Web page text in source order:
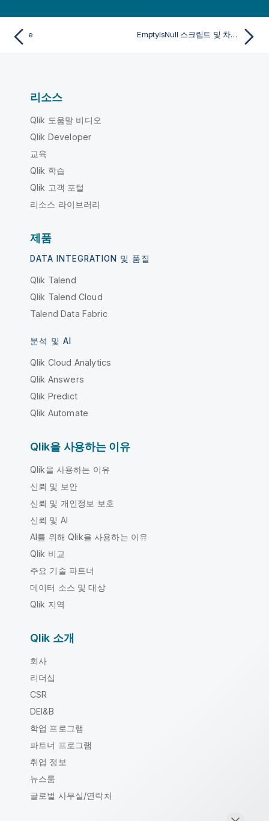
e EmptyIsNull 스크립트 및 차트 함수
리소스
Qlik 도움말 비디오
Qlik Developer
교육
Qlik 학습
Qlik 고객 포털
리소스 라이브러리
제품
DATA INTEGRATION 및 품질
Qlik Talend
Qlik Talend Cloud
Talend Data Fabric
분석 및 AI
Qlik Cloud Analytics
Qlik Answers
Qlik Predict
Qlik Automate
Qlik을 사용하는 이유
Qlik을 사용하는 이유
신뢰 및 보안
신뢰 및 개인정보 보호
신뢰 및 AI
AI를 위해 Qlik을 사용하는 이유
Qlik 비교
주요 기술 파트너
데이터 소스 및 대상
Qlik 지역
Qlik 소개
회사
리더십
CSR
DEI&B
학업 프로그램
파트너 프로그램
취업 정보
뉴스룸
글로벌 사무실/연락처